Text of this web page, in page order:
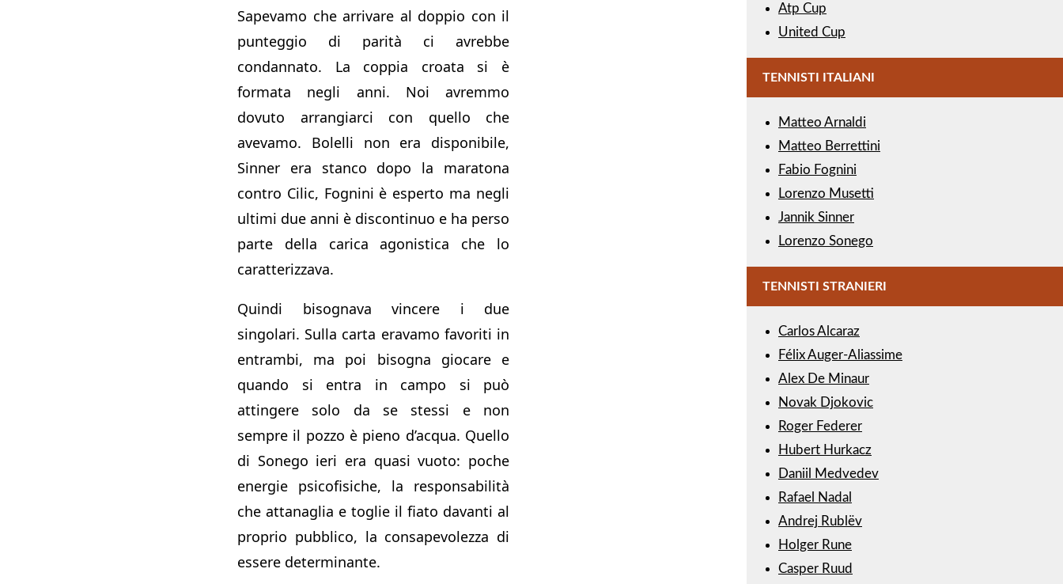
Sapevamo che arrivare al doppio con il
punteggio di parità ci avrebbe
condannato. La coppia croata si è
formata negli anni. Noi avremmo
dovuto arrangiarci con quello che
avevamo. Bolelli non era disponibile,
Sinner era stanco dopo la maratona
contro Cilic, Fognini è esperto ma negli
ultimi due anni è discontinuo e ha perso
parte della carica agonistica che lo
caratterizzava.
Quindi bisognava vincere i due
singolari. Sulla carta eravamo favoriti in
entrambi, ma poi bisogna giocare e
quando si entra in campo si può
attingere solo da se stessi e non
sempre il pozzo è pieno d’acqua. Quello
di Sonego ieri era quasi vuoto: poche
energie psicofisiche, la responsabilità
che attanaglia e toglie il fiato davanti al
proprio pubblico, la consapevolezza di
essere determinante.
Atp Cup
United Cup
TENNISTI ITALIANI
Matteo Arnaldi
Matteo Berrettini
Fabio Fognini
Lorenzo Musetti
Jannik Sinner
Lorenzo Sonego
TENNISTI STRANIERI
Carlos Alcaraz
Félix Auger-Aliassime
Alex De Minaur
Novak Djokovic
Roger Federer
Hubert Hurkacz
Daniil Medvedev
Rafael Nadal
Andrej Rublëv
Holger Rune
Casper Ruud